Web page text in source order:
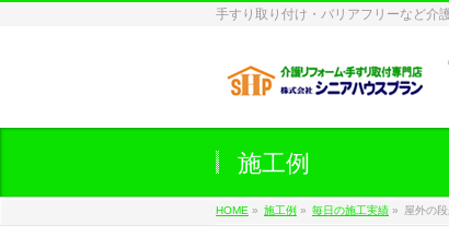
手すり取り付け・バリアフリーなど介
施工例
HOME » 施工例 » 毎日の施工実績 » 屋外の